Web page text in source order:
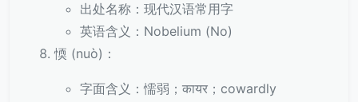
出处名称：现代汉语常用字
英语含义：Nobelium (No)
愞 (nuò)：
字面含义：懦弱；कायर；cowardly